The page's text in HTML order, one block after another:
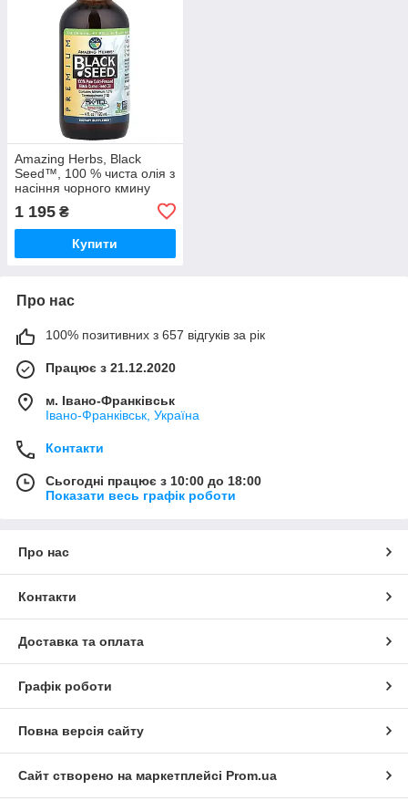
Amazing Herbs, Black
Seed™, 100 % чиста олія з
насіння чорного кмину
мл
1 195 ₴
Купити
Про нас
100% позитивних з 657 відгуків за рік
Працює з 21.12.2020
м. Івано-Франківськ
Івано-Франківськ, Україна
Контакти
Сьогодні працює з 10:00 до 18:00
Показати весь графік роботи
Про нас
Контакти
Доставка та оплата
Графік роботи
Повна версія сайту
Сайт створено на маркетплейсі Prom.ua